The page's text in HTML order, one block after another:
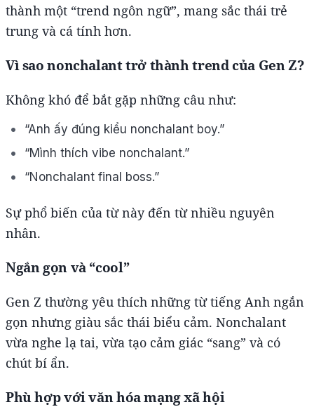
thành một “trend ngôn ngữ”, mang sắc thái trẻ
trung và cá tính hơn.
Vì sao nonchalant trở thành trend của Gen Z?
Không khó để bắt gặp những câu như:
“Anh ấy đúng kiểu nonchalant boy.”
“Mình thích vibe nonchalant.”
“Nonchalant final boss.”
Sự phổ biến của từ này đến từ nhiều nguyên
nhân.
Ngắn gọn và “cool”
Gen Z thường yêu thích những từ tiếng Anh ngắn
gọn nhưng giàu sắc thái biểu cảm. Nonchalant
vừa nghe lạ tai, vừa tạo cảm giác “sang” và có
chút bí ẩn.
Phù hợp với văn hóa mạng xã hội